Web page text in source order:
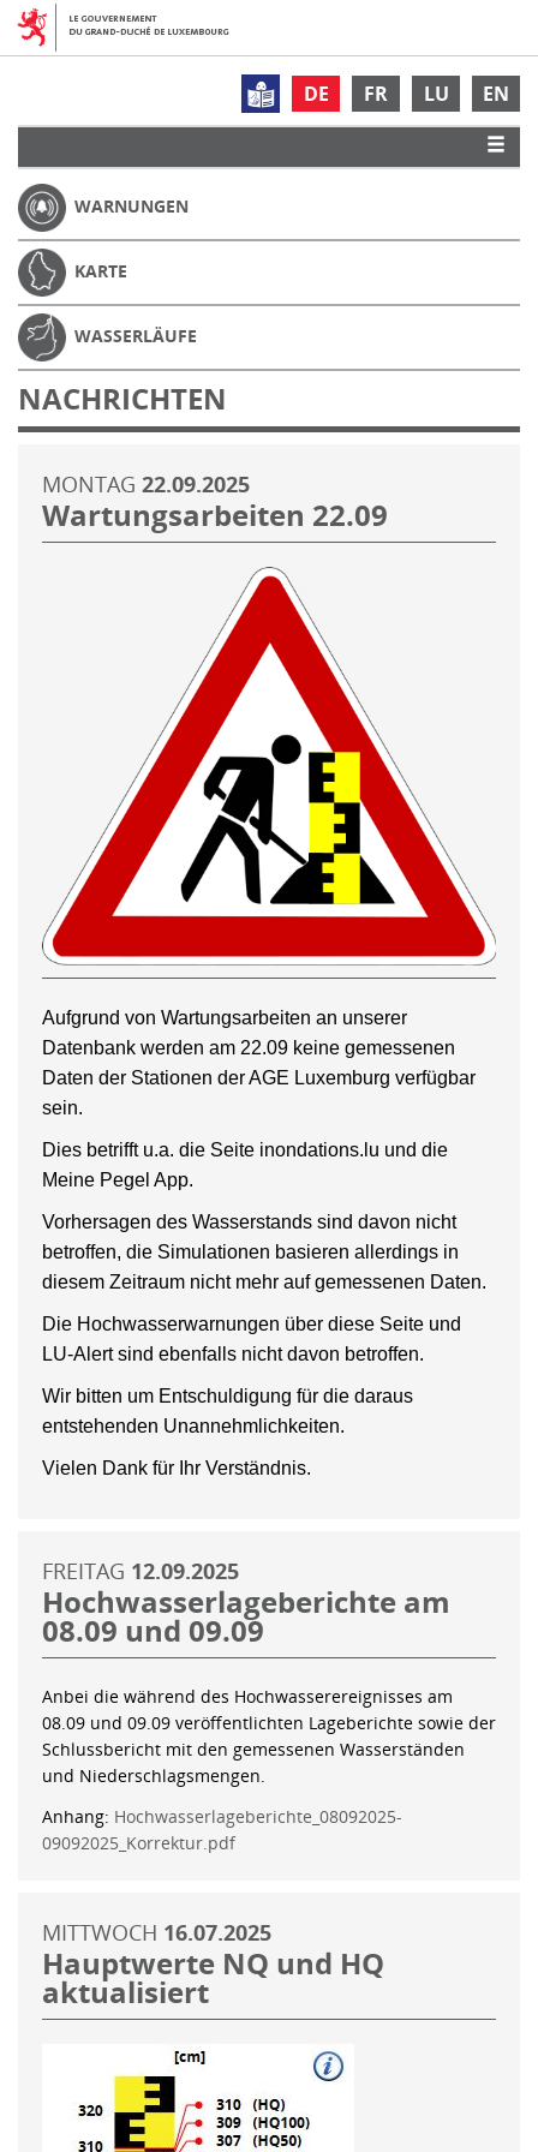
DE FR LU EN
WARNUNGEN
KARTE
WASSERLÄUFE
NACHRICHTEN
MONTAG 22.09.2025
Wartungsarbeiten 22.09
Aufgrund von Wartungsarbeiten an unserer
Datenbank werden am 22.09 keine gemessenen
Daten der Stationen der AGE Luxemburg verfügbar
sein.
Dies betrifft u.a. die Seite inondations.lu und die
Meine Pegel App.
Vorhersagen des Wasserstands sind davon nicht
betroffen, die Simulationen basieren allerdings in
diesem Zeitraum nicht mehr auf gemessenen Daten.
Die Hochwasserwarnungen über diese Seite und
LU-Alert sind ebenfalls nicht davon betroffen.
Wir bitten um Entschuldigung für die daraus
entstehenden Unannehmlichkeiten.
Vielen Dank für Ihr Verständnis.
FREITAG 12.09.2025
Hochwasserlageberichte am
08.09 und 09.09
Anbei die während des Hochwasserereignisses am
08.09 und 09.09 veröffentlichten Lageberichte sowie der
Schlussbericht mit den gemessenen Wasserständen
und Niederschlagsmengen.
Anhang: Hochwasserlageberichte_08092025-
09092025_Korrektur.pdf
MITTWOCH 16.07.2025
Hauptwerte NQ und HQ
aktualisiert